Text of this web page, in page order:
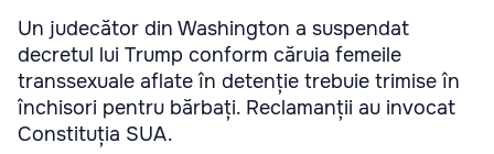
Un judecător din Washington a suspendat
decretul lui Trump conform căruia femeile
transsexuale aflate în detenție trebuie trimise în
închisori pentru bărbați. Reclamanții au invocat
Constituția SUA.